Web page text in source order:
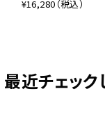
¥16,280（税込）
最近チェッ